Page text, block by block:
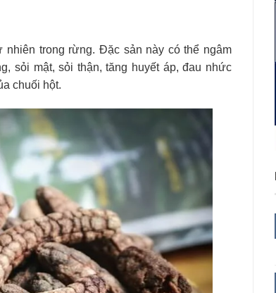
trong rừng. Đặc sản này có thể ngâm
sỏi mật, sỏi thận, tăng huyết áp, đau nhức
chuối hột.